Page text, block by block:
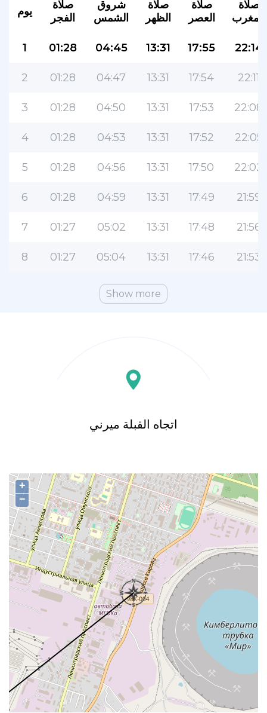
يوم
صلاة
الفجر
شروق
الشمس
صلاة
الظهر
صلاة
العصر
صلاة
المغرب
1 01:28 04:45 13:31 17:55 22:14
2 01:28 04:47 13:31 17:54 22:11
3 01:28 04:50 13:31 17:53 22:08
4 01:28 04:53 13:31 17:52 22:05
5 01:28 04:56 13:31 17:50 22:02
6 01:28 04:59 13:31 17:49 21:59
7 01:27 05:02 13:31 17:48 21:56
8 01:27 05:04 13:31 17:46 21:53
Show more
اتجاه القبلة ميرني
+
−